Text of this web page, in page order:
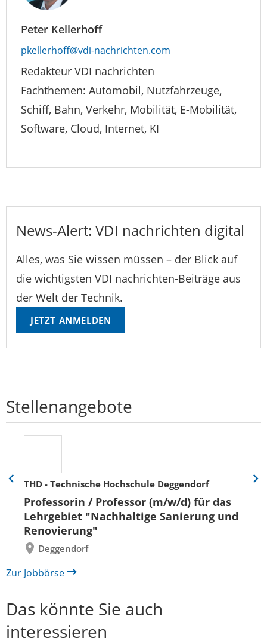
Peter Kellerhoff
pkellerhoff@vdi-nachrichten.com
Redakteur VDI nachrichten
Fachthemen: Automobil, Nutzfahrzeuge,
Schiff, Bahn, Verkehr, Mobilität, E-Mobilität,
Software, Cloud, Internet, KI
News-Alert: VDI nachrichten digital
Alles, was Sie wissen müssen – der Blick auf
die wichtigsten VDI nachrichten-Beiträge aus
der Welt der Technik.
JETZT ANMELDEN
Stellenangebote
THD - Technische Hochschule Deggendorf
Professorin / Professor (m/w/d) für das
Lehrgebiet "Nachhaltige Sanierung und
Renovierung"
Deggendorf
Eine
zurück
Eine
Zur Jobbörse
Das könnte Sie auch
interessieren